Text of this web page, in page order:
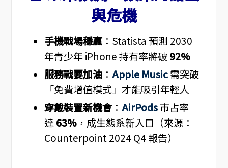
與危機
手機戰場穩贏：Statista 預測 2030
年青少年 iPhone 持有率將破92%
服務戰要加油： Apple Music需突破
「免費增值模式」才能吸引年輕人
穿戴裝置新機會： AirPods市占率
達 63%，成生態系新入口（來源：
Counterpoint 2024 Q4 報告）